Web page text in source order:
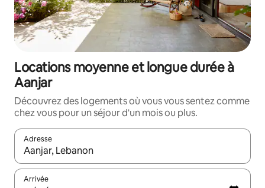
Locations moyenne et longue durée à
Aanjar
Découvrez des logements où vous vous sentez comme
chez vous pour un séjour d'un mois ou plus.
Adresse
Lorsque les résultats s'affichent, utilisez les flèches vers le
Arrivée